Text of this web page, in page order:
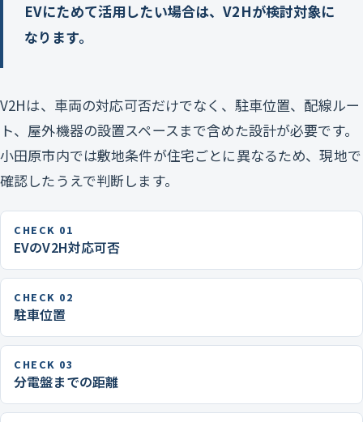
EVにためて活用したい場合は、V2Hが検討対象に
なります。
V2Hは、車両の対応可否だけでなく、駐車位置、配線ルー
ト、屋外機器の設置スペースまで含めた設計が必要です。
小田原市内では敷地条件が住宅ごとに異なるため、現地で
確認したうえで判断します。
CHECK 01
EVのV2H対応可否
CHECK 02
駐車位置
CHECK 03
分電盤までの距離